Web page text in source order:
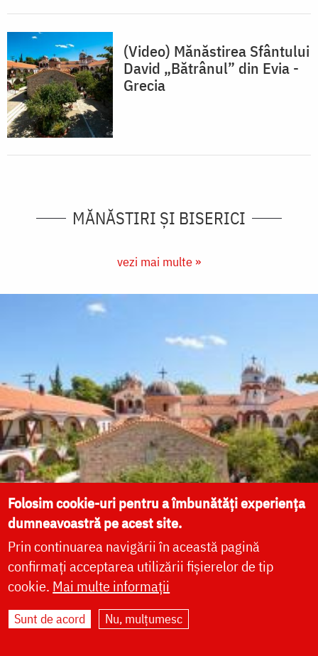
(Video) Mănăstirea Sfântului
David „Bătrânul” din Evia -
Grecia
MĂNĂSTIRI ȘI BISERICI
vezi mai multe »
(Foto) Mănăstirea Cuviosului David „Bătrânul”
Folosim cookie-uri pentru a îmbunătăți experiența
dumneavoastră pe acest site.
Prin continuarea navigării în această pagină
confirmați acceptarea utilizării fișierelor de tip
cookie. Mai multe informații
Sunt de acord Nu, mulțumesc